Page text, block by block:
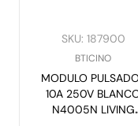
SKU: 187900
BTICINO
MODULO
10A 250V
N4005N LIVING